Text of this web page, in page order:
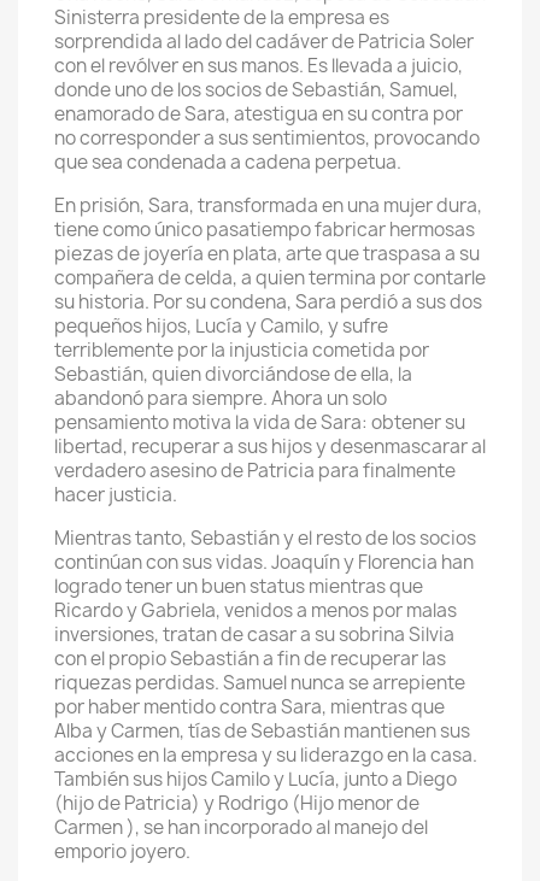
Sinisterra presidente de la empresa es
sorprendida al lado del cadáver de Patricia Soler
con el revólver en sus manos. Es llevada a juicio,
donde uno de los socios de Sebastián, Samuel,
enamorado de Sara, atestigua en su contra por
no corresponder a sus sentimientos, provocando
que sea condenada a cadena perpetua.
En prisión, Sara, transformada en una mujer dura,
tiene como único pasatiempo fabricar hermosas
piezas de joyería en plata, arte que traspasa a su
compañera de celda, a quien termina por contarle
su historia. Por su condena, Sara perdió a sus dos
pequeños hijos, Lucía y Camilo, y sufre
terriblemente por la injusticia cometida por
Sebastián, quien divorciándose de ella, la
abandonó para siempre. Ahora un solo
pensamiento motiva la vida de Sara: obtener su
libertad, recuperar a sus hijos y desenmascarar al
verdadero asesino de Patricia para finalmente
hacer justicia.
Mientras tanto, Sebastián y el resto de los socios
continúan con sus vidas. Joaquín y Florencia han
logrado tener un buen status mientras que
Ricardo y Gabriela, venidos a menos por malas
inversiones, tratan de casar a su sobrina Silvia
con el propio Sebastián a fin de recuperar las
riquezas perdidas. Samuel nunca se arrepiente
por haber mentido contra Sara, mientras que
Alba y Carmen, tías de Sebastián mantienen sus
acciones en la empresa y su liderazgo en la casa.
También sus hijos Camilo y Lucía, junto a Diego
(hijo de Patricia) y Rodrigo (Hijo menor de
Carmen ), se han incorporado al manejo del
emporio joyero.